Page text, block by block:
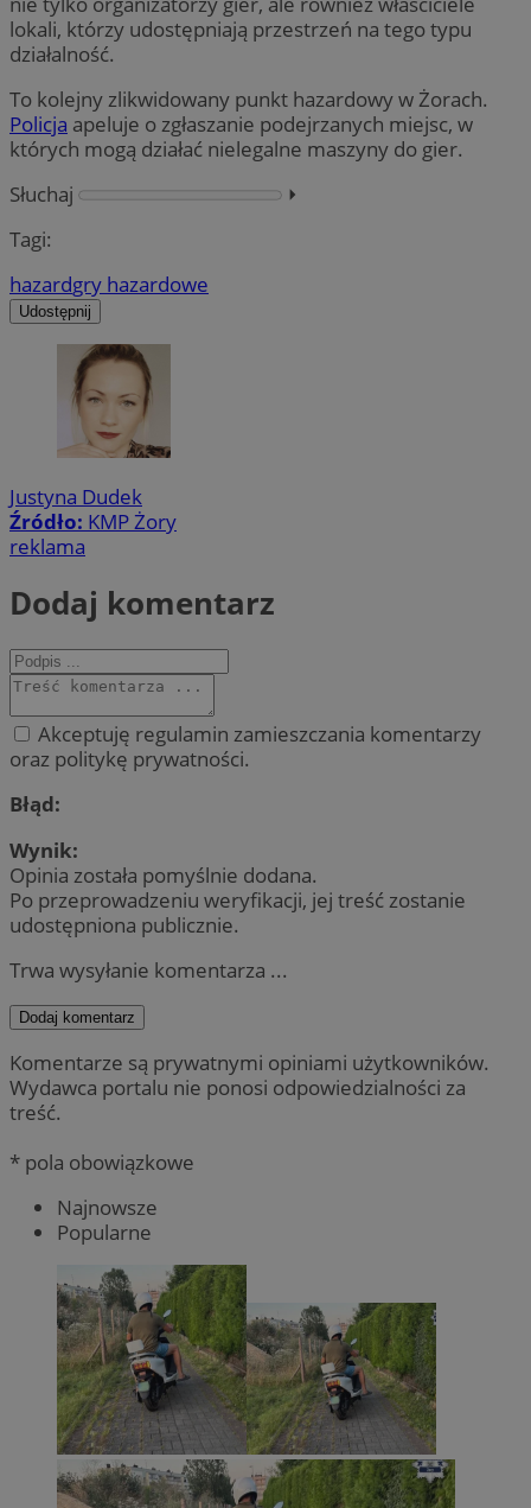
lokali, którzy udostępniają przestrzeń na tego typu
działalność.
To kolejny zlikwidowany punkt hazardowy w Żorach.
Policja apeluje o zgłaszanie podejrzanych miejsc, w
których mogą działać nielegalne maszyny do gier.
Słuchaj
⏵︎
Tagi:
hazardgry hazardowe
Udostępnij
Justyna Dudek
Źródło: KMP Żory
reklama
Dodaj komentarz
Akceptuję regulamin zamieszczania komentarzy
oraz politykę prywatności.
Błąd:
Wynik:
Opinia została pomyślnie dodana.
Po przeprowadzeniu weryfikacji, jej treść zostanie
udostępniona publicznie.
Trwa wysyłanie komentarza ...
Dodaj komentarz
Komentarze są prywatnymi opiniami użytkowników.
Wydawca portalu nie ponosi odpowiedzialności za
treść.
* pola obowiązkowe
Najnowsze
Popularne